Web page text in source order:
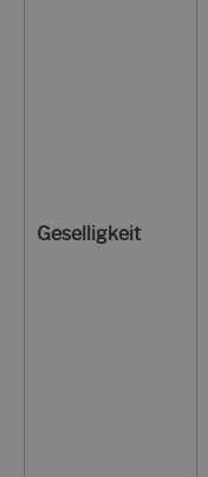
Geselligkeit